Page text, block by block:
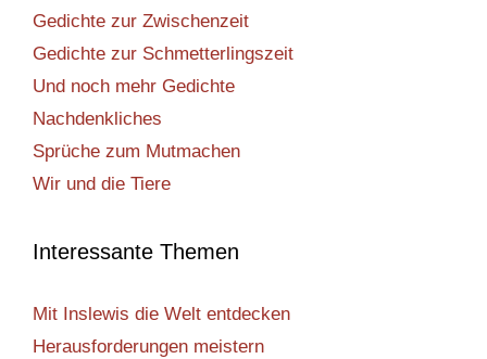
Gedichte zur Zwischenzeit
Gedichte zur Schmetterlingszeit
Und noch mehr Gedichte
Nachdenkliches
Sprüche zum Mutmachen
Wir und die Tiere
Interessante Themen
Mit Inslewis die Welt entdecken
Herausforderungen meistern